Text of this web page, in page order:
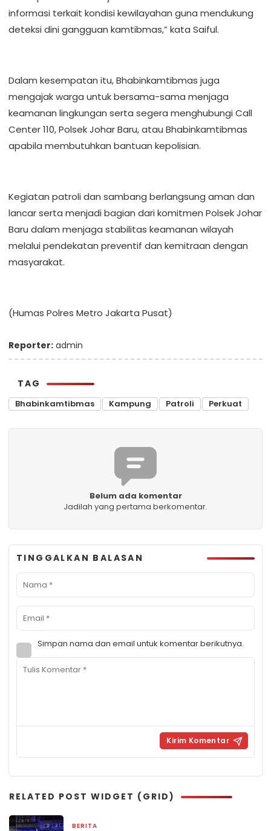
informasi terkait kondisi kewilayahan guna mendukung
deteksi dini gangguan kamtibmas,” kata Saiful.
Dalam kesempatan itu, Bhabinkamtibmas juga
mengajak warga untuk bersama-sama menjaga
keamanan lingkungan serta segera menghubungi Call
Center 110, Polsek Johar Baru, atau Bhabinkamtibmas
apabila membutuhkan bantuan kepolisian.
Kegiatan patroli dan sambang berlangsung aman dan
lancar serta menjadi bagian dari komitmen Polsek Johar
Baru dalam menjaga stabilitas keamanan wilayah
melalui pendekatan preventif dan kemitraan dengan
masyarakat.
(Humas Polres Metro Jakarta Pusat)
Reporter: admin
TAG
Bhabinkamtibmas Kampung Patroli Perkuat
Belum ada komentar
Jadilah yang pertama berkomentar.
TINGGALKAN BALASAN
Simpan nama dan email untuk komentar berikutnya.
RELATED POST WIDGET (GRID)
BERITA